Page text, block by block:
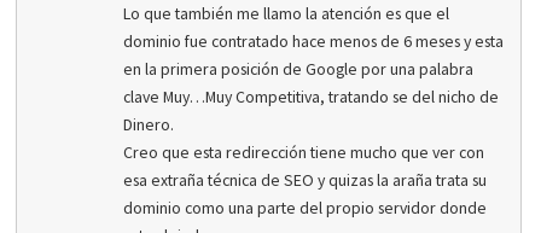
Lo que también me llamo la atención es que el
dominio fue contratado hace menos de 6 meses y esta
en la primera posición de Google por una palabra
clave Muy…Muy Competitiva, tratando se del nicho de
Dinero.
Creo que esta redirección tiene mucho que ver con
esa extraña técnica de SEO y quizas la araña trata su
dominio como una parte del propio servidor donde